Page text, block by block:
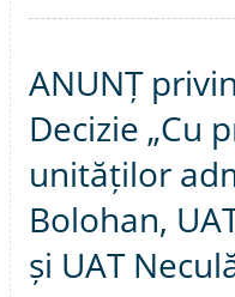
ANUNȚ
Decizie „Cu
unităților
Bolohan,
și UAT